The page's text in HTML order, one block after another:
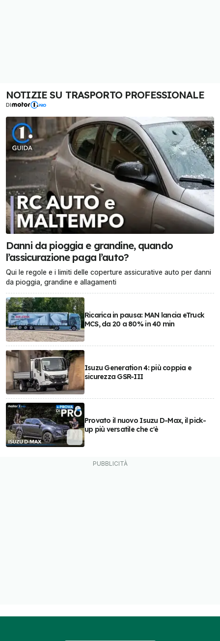
NOTIZIE SU TRASPORTO PROFESSIONALE
DI
Danni da pioggia e grandine, quando
l’assicurazione paga l’auto?
Qui le regole e i limiti delle coperture assicurative auto per danni
da pioggia, grandine e allagamenti
Ricarica in pausa: MAN lancia eTruck
MCS, da 20 a 80% in 40 min
Isuzu Generation 4: più coppia e
sicurezza GSR-III
Provato il nuovo Isuzu D-Max, il pick-
up più versatile che c'è